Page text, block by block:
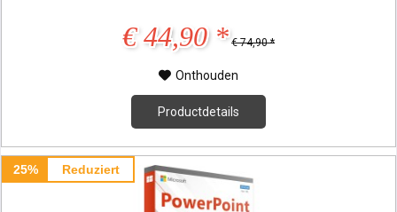
€ 44,90 * € 74,90 *
Onthouden
Productdetails
25% Reduziert